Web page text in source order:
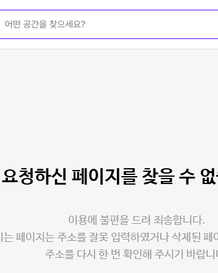
요청하신 페이지를 찾을 수
이용에 불편을 드려 죄송합니다.
는 페이지는 주소를 잘못 입력하였거나 삭제된 페
주소를 다시 한 번 확인해 주시기 바랍니